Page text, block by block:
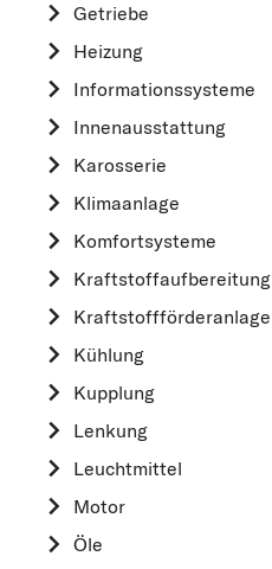
Getriebe
Heizung
Informationssysteme
Innenausstattung
Karosserie
Klimaanlage
Komfortsysteme
Kraftstoff­aufbereitung
Kraftstoff­förderanlage
Kühlung
Kupplung
Lenkung
Leuchtmittel
Motor
Öle